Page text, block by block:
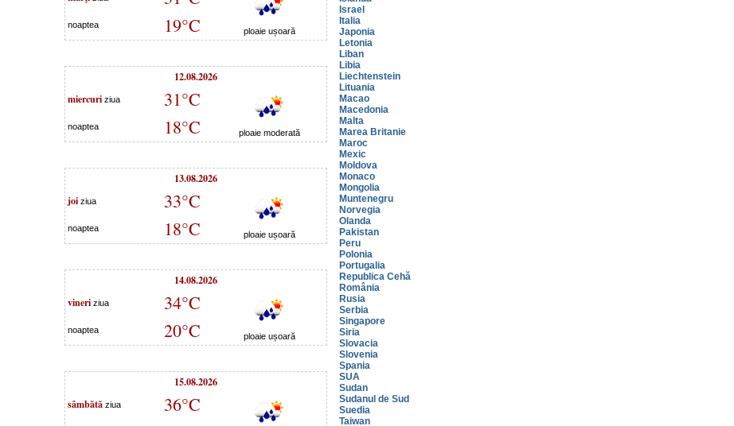
ploaie ușoară
noaptea 19°C
12.08.2026
miercuri ziua 31°C
ploaie moderată
noaptea 18°C
13.08.2026
joi ziua 33°C
ploaie ușoară
noaptea 18°C
14.08.2026
vineri ziua 34°C
ploaie ușoară
noaptea 20°C
15.08.2026
sâmbătă ziua 36°C
Israel
Italia
Japonia
Letonia
Liban
Libia
Liechtenstein
Lituania
Macao
Macedonia
Malta
Marea Britanie
Maroc
Mexic
Moldova
Monaco
Mongolia
Muntenegru
Norvegia
Olanda
Pakistan
Peru
Polonia
Portugalia
Republica Cehă
România
Rusia
Serbia
Singapore
Siria
Slovacia
Slovenia
Spania
SUA
Sudan
Sudanul de Sud
Suedia
Taiwan